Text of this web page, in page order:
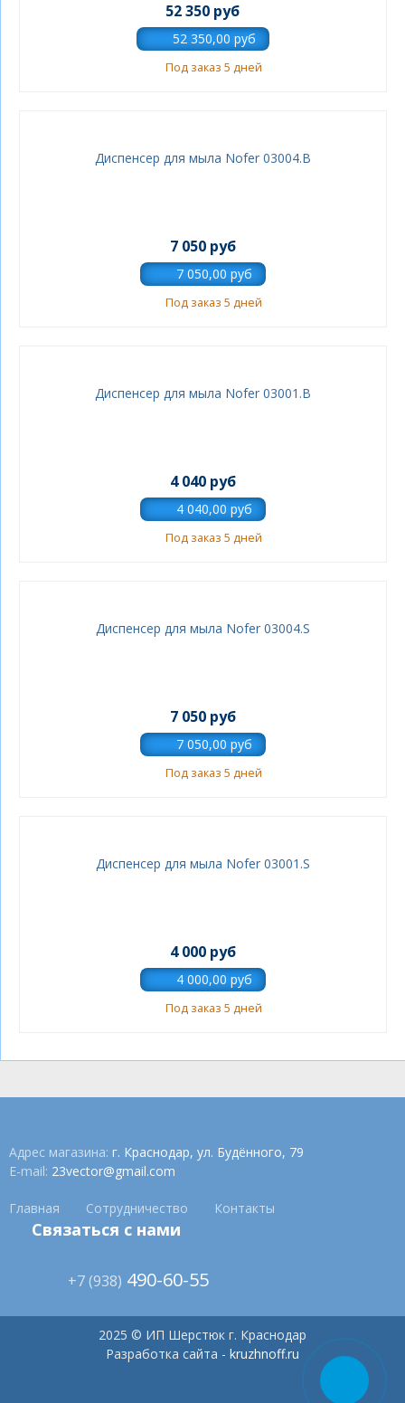
52 350 руб
Под заказ 5 дней
Диспенсер для мыла Nofer 03004.B
7 050 руб
Под заказ 5 дней
Диспенсер для мыла Nofer 03001.B
4 040 руб
Под заказ 5 дней
Диспенсер для мыла Nofer 03004.S
7 050 руб
Под заказ 5 дней
Диспенсер для мыла Nofer 03001.S
4 000 руб
Под заказ 5 дней
Адрес магазина: г. Краснодар, ул. Будённого, 79
E-mail: 23vector@gmail.com
Главная Сотрудничество Контакты
Связаться с нами
+7 (938) 490-60-55
2025 © ИП Шерстюк г. Краснодар
Разработка сайта - kruzhnoff.ru